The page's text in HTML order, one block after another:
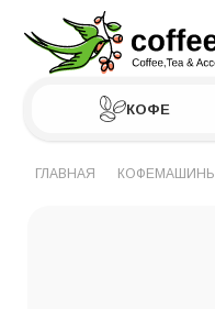
КОФЕ
ГЛАВНАЯ КОФЕМАШИНЫ